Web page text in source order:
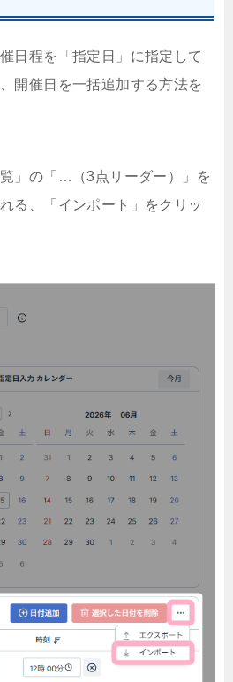
日程を「指定日」に指定して
開催日を一括追加する方法を
」の「…（3点リーダー）」を
る、「インポート」をクリッ